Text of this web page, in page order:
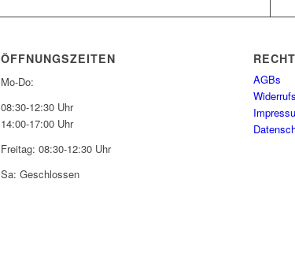
ÖFFNUNGSZEITEN
Mo-Do:
08:30-12:30 Uhr
14:00-17:00 Uhr
Freitag: 08:30-12:30 Uhr
Sa: Geschlossen
AGBs